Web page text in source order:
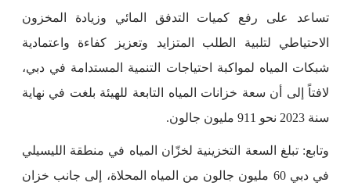
تساعد على رفع كميات التدفق المائي وزيادة المخزون
الاحتياطي لتلبية الطلب المتزايد وتعزيز كفاءة واعتمادية
شبكات المياه لمواكبة احتياجات التنمية المستدامة في دبي،
لافتاً إلى أن سعة خزانات المياه التابعة للهيئة بلغت في نهاية
سنة 2023 نحو 911 مليون جالون.
وتابع: تبلغ السعة التخزينية لخزّان المياه في منطقة الليسيلي
في دبي 60 مليون جالون من المياه المحلاة، إلى جانب خزان